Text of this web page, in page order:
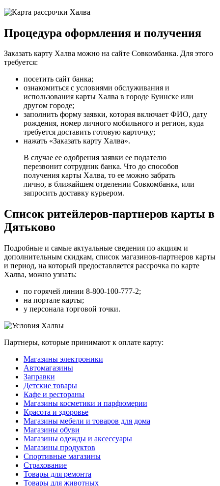
Процедура оформления и получения
Заказать карту Халва можно на сайте Совкомбанка. Для этого
требуется:
посетить сайт банка;
ознакомиться с условиями обслуживания и
использования карты Халва в городе Буинске или
другом городе;
заполнить форму заявки, которая включает ФИО, дату
рождения, номер личного мобильного и регион, куда
требуется доставить готовую карточку;
нажать «Заказать карту Халва».
В случае ее одобрения заявки ее подателю
перезвонит сотрудник банка. Что до способов
получения карты Халва, то ее можно забрать
лично, в ближайшем отделении Совкомбанка, или
запросить доставку курьером.
Список ритейлеров-партнеров карты в
Дятьково
Подробные и самые актуальные сведения по акциям и
дополнительным скидкам, список магазинов-партнеров карты
и период, на который предоставляется рассрочка по карте
Халва, можно узнать:
по горячей линии 8-800-100-777-2;
на портале карты;
у персонала торговой точки.
Партнеры, которые принимают к оплате карту:
Магазины электроники
Автомагазины
Заправки
Детские товары
Кафе и рестораны
Магазины косметики и парфюмерии
Красота и здоровье
Магазины мебели и товаров для дома
Магазины обуви
Магазины одежды и аксессуары
Магазины продуктов
Спортивные магазины
Страхование
Товары для ремонта
Товары для животных